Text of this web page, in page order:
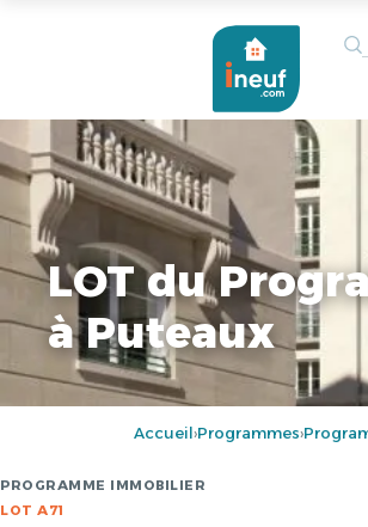
LOT du
à Puteaux
Accueil›Programmes›
PROGRAMME IMMOBILIER
LOT A71